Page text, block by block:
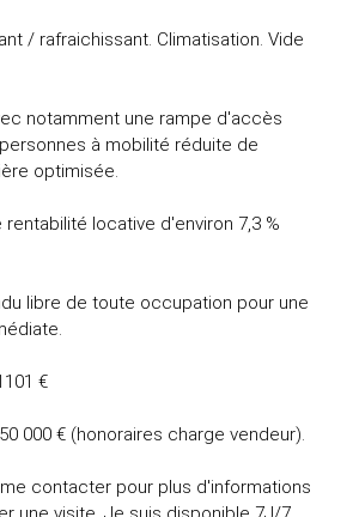
/ rafraichissant. Climatisation. Vide
notamment une rampe d'accès
à mobilité réduite de
optimisée.
rentabilité locative d'environ 7,3 %
libre de toute occupation pour une
€
000 € (honoraires charge vendeur).
contacter pour plus d'informations